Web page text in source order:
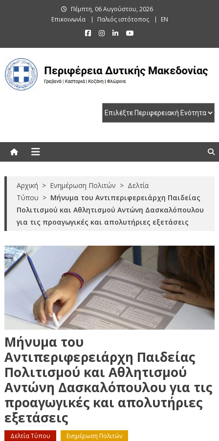
Πέμπτη, 06 Αυγούστου, 2026
Επικοινωνία
Παλιός ιστότοπος EN
Αρχική > Ενημέρωση Πολιτών > Δελτία
Τύπου > Μήνυμα του Αντιπεριφερειάρχη Παιδείας
Πολιτισμού και Αθλητισμού Αντώνη Δασκαλόπουλου
για τις προαγωγικές και απολυτήριες εξετάσεις
Μήνυμα του
Αντιπεριφερειάρχη Παιδείας
Πολιτισμού και Αθλητισμού
Αντώνη Δασκαλόπουλου για τις
προαγωγικές και απολυτήριες
εξετάσεις
Δελτία Τύπου Ενημέρωση Πολιτών